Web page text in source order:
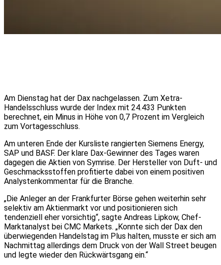
Am Dienstag hat der Dax nachgelassen. Zum Xetra-
Handelsschluss wurde der Index mit 24.433 Punkten
berechnet, ein Minus in Höhe von 0,7 Prozent im Vergleich
zum Vortagesschluss.
Am unteren Ende der Kursliste rangierten Siemens Energy,
SAP und BASF. Der klare Dax-Gewinner des Tages waren
dagegen die Aktien von Symrise. Der Hersteller von Duft- und
Geschmacksstoffen profitierte dabei von einem positiven
Analystenkommentar für die Branche.
„Die Anleger an der Frankfurter Börse gehen weiterhin sehr
selektiv am Aktienmarkt vor und positionieren sich
tendenziell eher vorsichtig“, sagte Andreas Lipkow, Chef-
Marktanalyst bei CMC Markets. „Konnte sich der Dax den
überwiegenden Handelstag im Plus halten, musste er sich am
Nachmittag allerdings dem Druck von der Wall Street beugen
und legte wieder den Rückwärtsgang ein.“